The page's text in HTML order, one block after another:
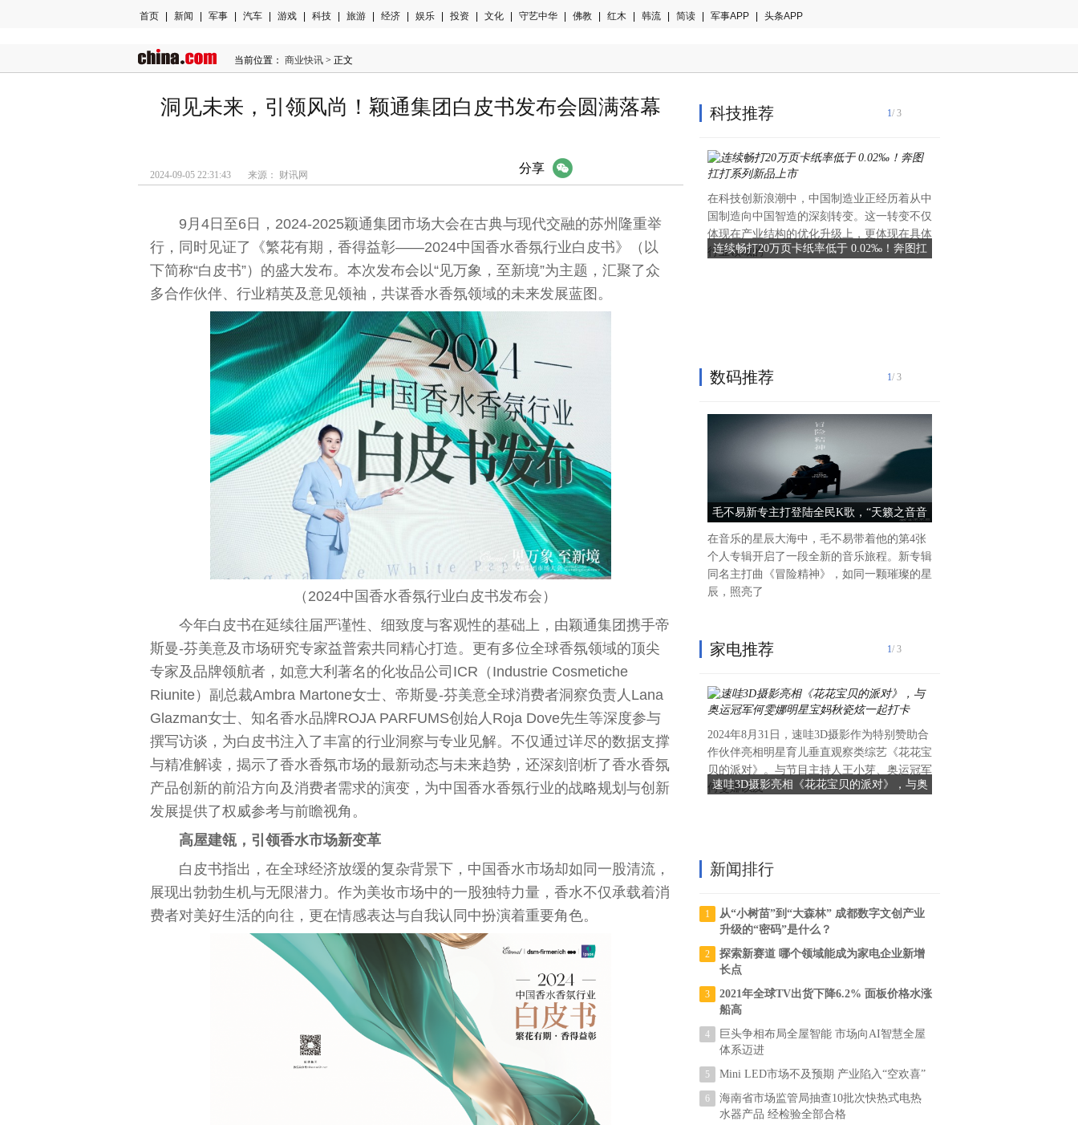
首页 新闻 军事 汽车 游戏 科技 旅游 经济 娱乐 投资 文化 守艺中华 佛教 红木 韩流 简读 军事APP 头条APP
当前位置： 商业快讯 > 正文
洞见未来，引领风尚！颖通集团白皮书发布会圆满落幕
2024-09-05 22:31:43 来源： 财讯网 分享
9月4日至6日，2024-2025颖通集团市场大会在古典与现代交融的苏州隆重举
行，同时见证了《繁花有期，香得益彰——2024中国香水香氛行业白皮书》（以
下简称“白皮书”）的盛大发布。本次发布会以“见万象，至新境”为主题，汇聚了众
多合作伙伴、行业精英及意见领袖 ，共谋香水香氛领域的未来发展蓝图。
（2024中国香水香氛行业白皮书发布会）
今年白皮书在延续往届严谨性、细致度与客观性的基础上，由颖通集团携手帝
斯曼-芬美意及市场研究专家益普索共同精心打造。更有多位全球香氛领域的顶尖
专家及品牌领航者，如意大利著名的化妆品公司ICR（Industrie Cosmetiche
Riunite）副 总裁Ambra Martone女士、帝斯曼-芬美意全球消费者洞察负责人Lana
Glazman女士、知名香水品牌ROJA PARFUMS创始人Roja Dove先生等深度参与
撰写访谈 ，为白皮书注入了丰富的行业洞察与专业见解。不仅通过详尽的数据支撑
与精准解读，揭示了香水香氛市场的最新动态与未来趋势，还深刻剖析了香水香氛
产品创新的前沿方向及消费者需求的演变，为中国香水香氛行业的战略规划与创新
发展提供了权威参考与前瞻视角。
高屋建瓴， 引领香水市场新变革
白皮书指出，在全球经济放缓的复杂背景下， 中国香水市场却如同一股清流，
展现出勃勃生机与无限潜力。作为美妆市场中的一股独特力量，香水不仅承载着消
费者对美好生活的向往，更在情感表达与自我认同中扮演着重要角色。
科技推荐
连续畅打20万页卡纸率低于 0.02‰！奔图扛
在科技创新浪潮中，中国制造业正经历着从中
国制造向中国智造的深刻转变。这一转变不仅
体现在产业结构的优化升级上，更体现在具体
行业领域的
1/ 3
数码推荐
毛不易新专主打登陆全民K歌，“天籁之音音
效”助你重燃《冒险精神》
在音乐的星辰大海中，毛不易带着他的第4张
个人专辑开启了一段全新的音乐旅程。新专辑
同名主打曲《冒险精神》，如同一颗璀璨的星
辰，照亮了
1/ 3
家电推荐
速哇3D摄影亮相《花花宝贝的派对》，与奥
2024年8月31日，速哇3D摄影作为特别赞助合
作伙伴亮相明星育儿垂直观察类综艺《花花宝
贝的派对》。与节目主持人王小芽、奥运冠军
何雯娜以及
1/ 3
新闻排行
1
从“小树苗”到“大森林” 成都数字文创产业
升级的“密码”是什么？
2
探索新赛道 哪个领域能成为家电企业新增
长点
3
2021年全球TV出货下降6.2% 面板价格水涨
船高
4
巨头争相布局全屋智能 市场向AI智慧全屋
体系迈进
5 Mini LED市场不及预期 产业陷入“空欢喜”
6
海南省市场监管局抽查10批次快热式电热
水器产品 经检验全部合格